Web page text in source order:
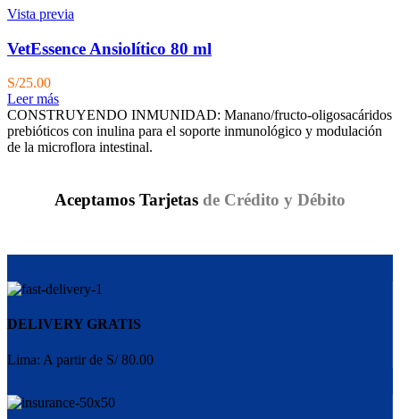
Vista previa
VetEssence Ansiolítico 80 ml
S/25.00
Leer más
CONSTRUYENDO INMUNIDAD: Manano/fructo-oligosacáridos
prebióticos con inulina para el soporte inmunológico y modulación
de la microflora intestinal.
Aceptamos Tarjetas de Crédito y Débito
DELIVERY GRATIS
Lima: A partir de S/ 80.00